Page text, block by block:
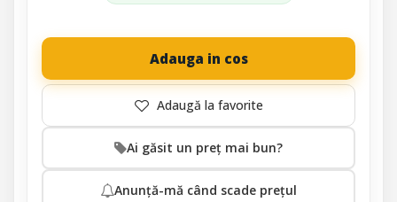
Adauga in cos
Ai găsit un preț mai bun?
Anunță-mă când scade prețul